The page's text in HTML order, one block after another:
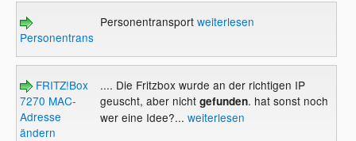
Personentransport
Personentransport weiterlesen
FRITZ!Box
7270 MAC-
Adresse
ändern
.... Die Fritzbox wurde an der richtigen IP
geuscht, aber nichtgefunden. hat sonst noch
wer eine Idee?... weiterlesen